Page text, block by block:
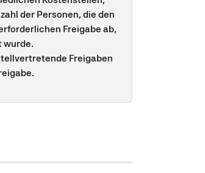
der Personen, die den
Freigabe ab,
wurde.
Freigaben